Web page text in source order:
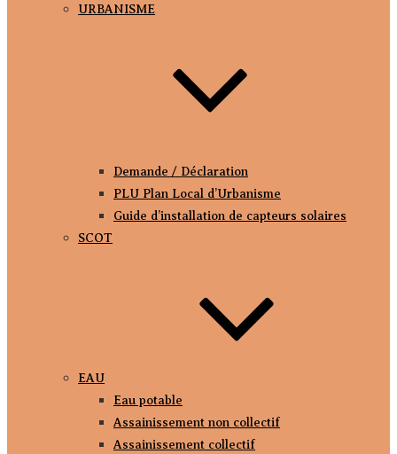
URBANISME
Demande / Déclaration
PLU Plan Local d’Urbanisme
Guide d’installation de capteurs solaires
SCOT
EAU
Eau potable
Assainissement non collectif
Assainissement collectif